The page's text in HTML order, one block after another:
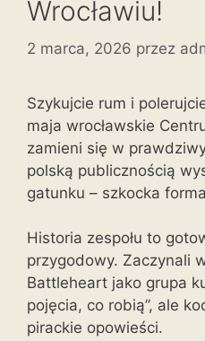
Wrocławiu!
2 marca, 2026 przez
Szykujcie rum i
maja wrocławskie
zamieni się w
polską publicznością
gatunku – szkocka
Historia zespołu to
przygodowy. Zaczynali
Battleheart jako grupa
pojęcia, co robią”, ale
pirackie opowieści.